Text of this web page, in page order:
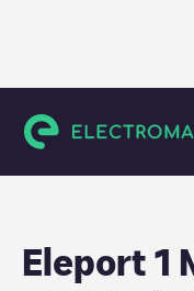
Ruda Śląska
Eleport 1